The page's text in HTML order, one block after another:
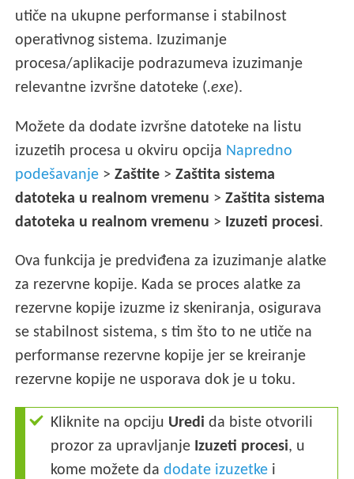
utiče na ukupne performanse i stabilnost
operativnog sistema. Izuzimanje
procesa/aplikacije podrazumeva izuzimanje
relevantne izvršne datoteke (.exe).
Možete da dodate izvršne datoteke na listu
izuzetih procesa u okviru opcija Napredno
podešavanje >Zaštite >Zaštita sistema
datoteka u realnom vremenu >Zaštita sistema
datoteka u realnom vremenu > Izuzeti procesi.
Ova funkcija je predviđena za izuzimanje alatke
za rezervne kopije. Kada se proces alatke za
rezervne kopije izuzme iz skeniranja, osigurava
se stabilnost sistema, s tim što to ne utiče na
performanse rezervne kopije jer se kreiranje
rezervne kopije ne usporava dok je u toku.
Kliknite na opciju Uredi da biste otvorili
prozor za upravljanje Izuzeti procesi, u
kome možete dadodate izuzetke i